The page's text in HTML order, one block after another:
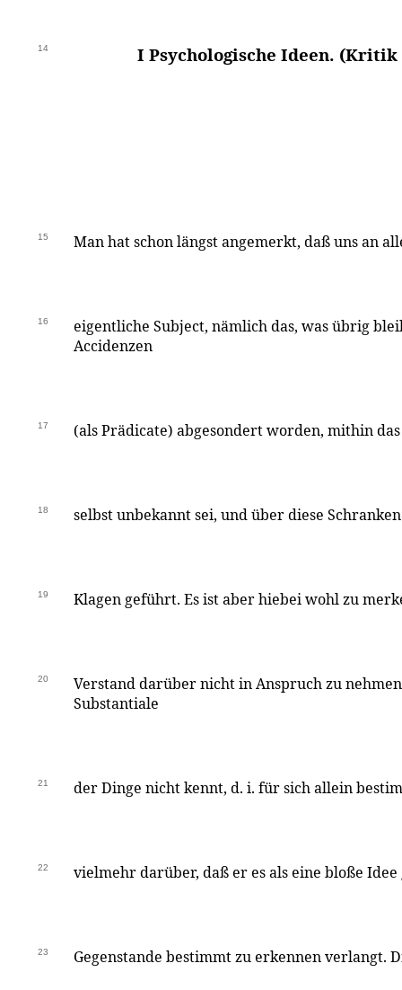
14 I Psychologische Ideen. (Kritik
15 Man hat schon längst angemerkt, daß uns an
16
eigentliche Subject, nämlich das, was übrig
Accidenzen
17 (als Prädicate) abgesondert worden, mithin
18 selbst unbekannt sei, und über diese
19 Klagen geführt. Es ist aber hiebei wohl zu
20
Verstand darüber nicht in Anspruch zu
Substantiale
21 der Dinge nicht kennt, d. i. für sich allein
22 vielmehr darüber, daß er es als eine bloße
23 Gegenstande bestimmt zu erkennen verlangt.